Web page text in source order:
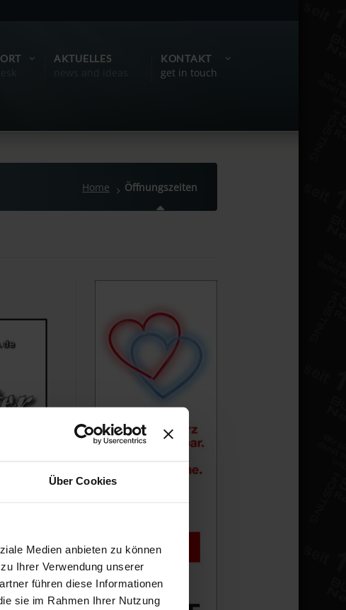
Über Cookies
Medien anbieten zu können
Ihrer Verwendung unserer
führen diese Informationen
sie im Rahmen Ihrer Nutzung
AKTUELLES KONTAKT
get in touch
Home Öffnungszeiten